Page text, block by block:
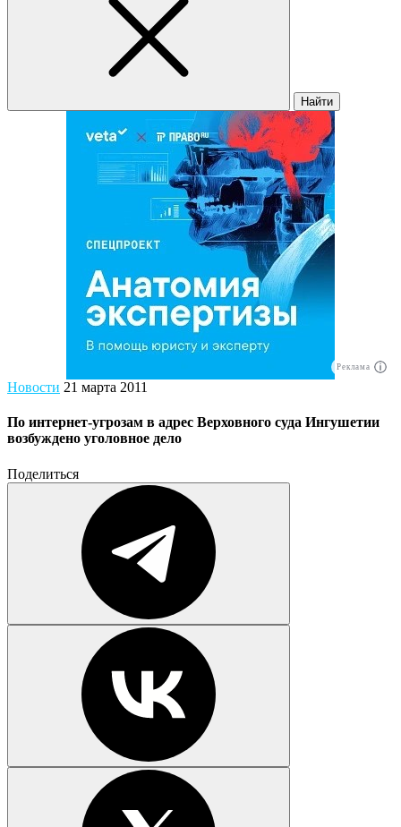
Найти
Реклама
Новости 21 марта 2011
По интернет-угрозам в адрес Верховного суда Ингушетии
возбуждено уголовное дело
Поделиться